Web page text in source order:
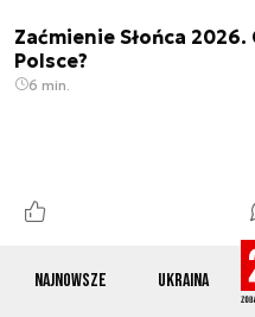
Najnowsze Ukraina
Zaćmienie Słońca 2026.
Polsce?
6 min.